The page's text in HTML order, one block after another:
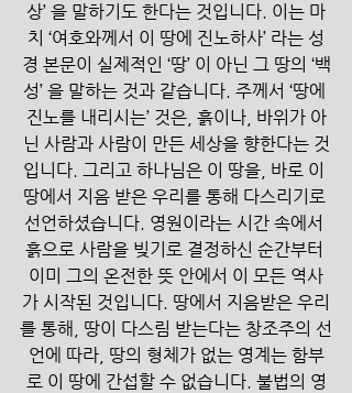
상’ 을 말하기도 한다는 것입니다. 이는 마
치 ‘여호와께서 이 땅에 진노하사’ 라는 성
경 본문이 실제적인 ‘땅’ 이 아닌 그 땅의 ‘백
성’ 을 말하는 것과 같습니다. 주께서 ‘땅에
진노를 내리시는’ 것은, 흙이나, 바위가 아
닌 사람과 사람이 만든 세상을 향한다는 것
입니다. 그리고 하나님은 이 땅을, 바로 이
땅에서 지음 받은 우리를 통해 다스리기로
선언하셨습니다. 영원이라는 시간 속에서
흙으로 사람을 빚기로 결정하신 순간부터
이미 그의 온전한 뜻 안에서 이 모든 역사
가 시작된 것입니다. 땅에서 지음받은 우리
를 통해, 땅이 다스림 받는다는 창조주의 선
언에 따라, 땅의 형체가 없는 영계는 함부
로 이 땅에 간섭할 수 없습니다. 불법의 영